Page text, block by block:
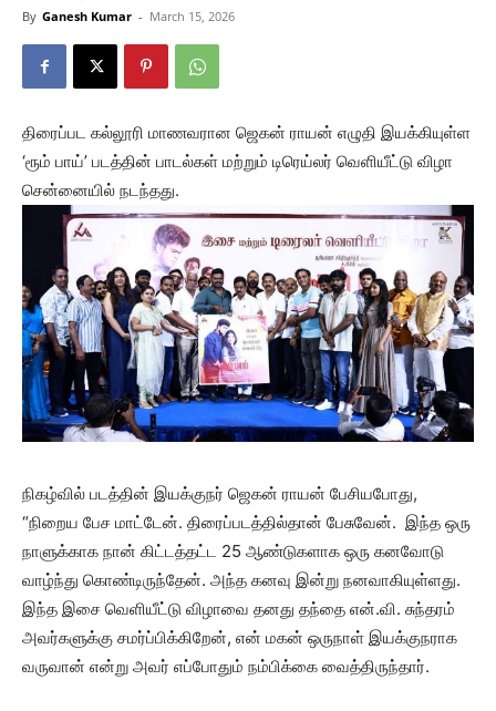
By Ganesh Kumar - March 15, 2026
திரைப்பட கல்லூரி மாணவரான ஜெகன் ராயன் எழுதி இயக்கியுள்ள
‘ரூம் பாய்’ படத்தின் பாடல்கள் மற்றும் டிரெய்லர் வெளியீட்டு விழா
சென்னையில் நடந்தது.
நிகழ்வில் படத்தின் இயக்குநர் ஜெகன் ராயன் பேசியபோது,
“நிறைய பேச மாட்டேன். திரைப்படத்தில்தான் பேசுவேன். இந்த ஒரு
நாளுக்காக நான் கிட்டத்தட்ட 25 ஆண்டுகளாக ஒரு கனவோடு
வாழ்ந்து கொண்டிருந்தேன். அந்த கனவு இன்று நனவாகியுள்ளது.
இந்த இசை வெளியீட்டு விழாவை தனது தந்தை என்.வி. சுந்தரம்
அவர்களுக்கு சமர்ப்பிக்கிறேன், என் மகன் ஒருநாள் இயக்குநராக
வருவான் என்று அவர் எப்போதும் நம்பிக்கை வைத்திருந்தார்.